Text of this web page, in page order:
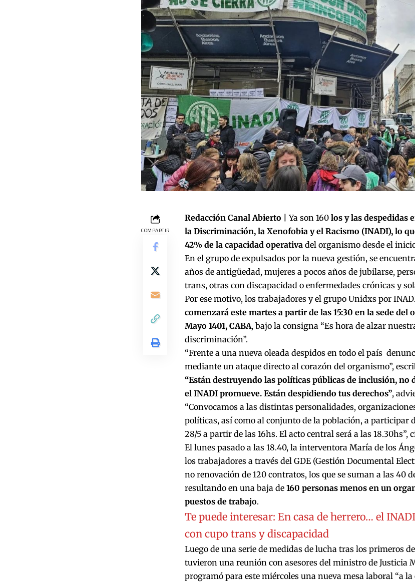
COMPARTIR
Redacción Canal Abierto | Ya son 160 los y las despedidas
la Discriminación, la Xenofobia y el Racismo (INADI), lo
42% de la capacidad operativadel organismo desde el
En el grupo de expulsados por la nueva gestión, se
años de antigüedad, mujeres a pocos años de jubilarse,
trans, otras con discapacidad o enfermedades crónicas y
Por ese motivo, los trabajadores y el grupo Unidxs por
comenzará este martes a partir de las 15:30 en la sede del
Mayo 1401, CABA, bajo la consigna “Es hora de alzar
discriminación”.
“Frente a una nueva oleada despidos en todo el país
mediante un ataque directo al corazón del organismo”,
“Están destruyendo las políticas públicas de inclusión, no
el INADI promueve. Están despidiendo tus derechos”,
“Convocamos a las distintas personalidades,
políticas, así como al conjunto de la población, a participar
28/5 a partir de las 16hs. El acto central será a las 18.30hs”,
El lunes pasado a las 18.40, la interventora María de los
los trabajadores a través del GDE (Gestión Documental
no renovación de 120 contratos, los que se suman a las 40
resultando en una baja de 160 personas menos en un
puestos de trabajo.
Te puede interesar: En casa de herrero… el
con cupo trans y discapacidad
Luego de una serie de medidas de lucha tras los primeros
tuvieron una reunión con asesores del ministro de Justicia
programó para este miércoles una nueva mesa laboral “a la